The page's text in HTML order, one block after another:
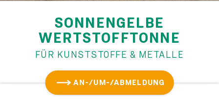
SONNENGELBE
WERTSTOFF­TONNE
FÜR KUNSTSTOFFE & METALLE
AN-/UM-/ABMELDUNG